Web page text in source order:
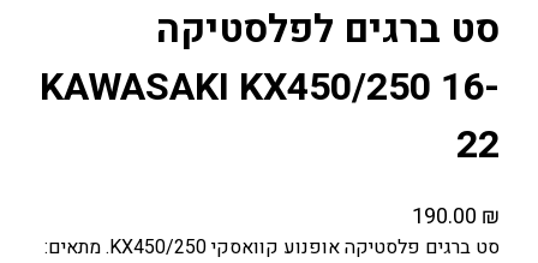
סט ברגים לפלסטיקה
KAWASAKI KX450/250 16-
22
190.00 ₪
סט ברגים פלסטיקה אופנוע קוואסקי KX450/250. מתאים: